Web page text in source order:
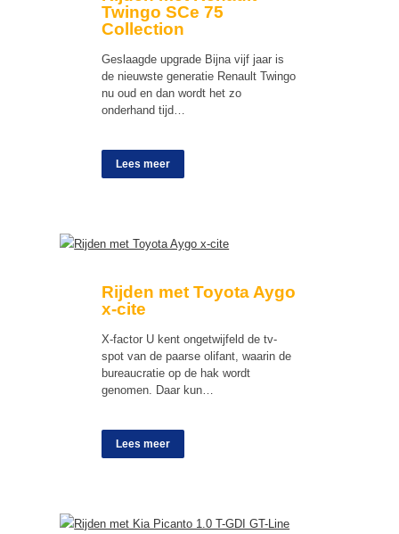
Twingo SCe 75
Collection
Geslaagde upgrade Bijna vijf jaar is
de nieuwste generatie Renault Twingo
nu oud en dan wordt het zo
onderhand tijd…
Lees meer
Rijden met Toyota Aygo
x-cite
X-factor U kent ongetwijfeld de tv-
spot van de paarse olifant, waarin de
bureaucratie op de hak wordt
genomen. Daar kun…
Lees meer